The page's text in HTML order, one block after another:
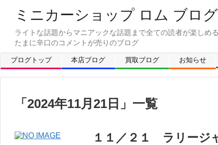
ミニカーショップ ロム ブログ
ライトな話題からマニアックな話題まで全ての読者が楽しめ
ブログトップ 本店ブログ 買取ブログ お知らせ
「 2024年11月21日 」 一覧
１１／２１ ラリージ